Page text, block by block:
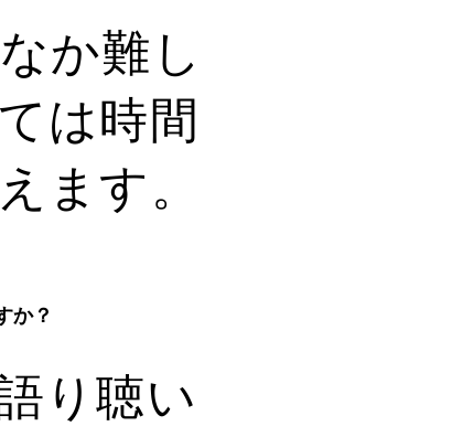
か難し
は時間
ます。
か？
り聴い